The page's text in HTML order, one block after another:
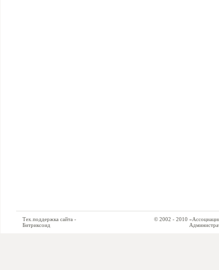
Тех.поддержка сайта -
Битриксоид
© 2002 - 2010 «Ассоциация